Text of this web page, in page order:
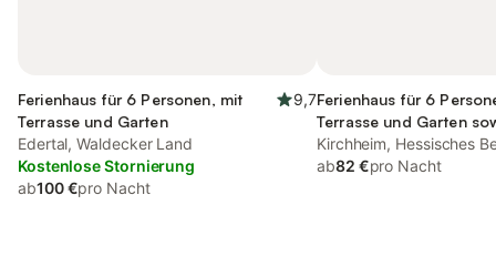
Ferienhaus für 6 Personen, mit
Terrasse und Garten
9,7
Edertal, Waldecker Land
Kostenlose Stornierung
ab100 €pro Nacht
Ferienhaus für 6
Terrasse und Garten
Kirchheim, Hessisches
ab82 €pro Nacht